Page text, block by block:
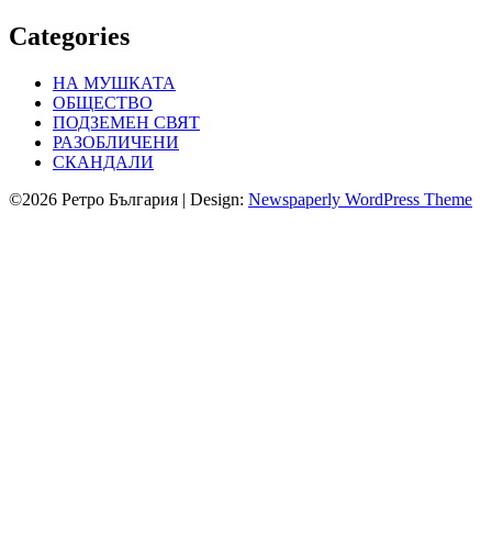
Categories
НА МУШКАТА
ОБЩЕСТВО
ПОДЗЕМЕН СВЯТ
РАЗОБЛИЧЕНИ
СКАНДАЛИ
©2026 Ретро България | Design: Newspaperly WordPress Theme